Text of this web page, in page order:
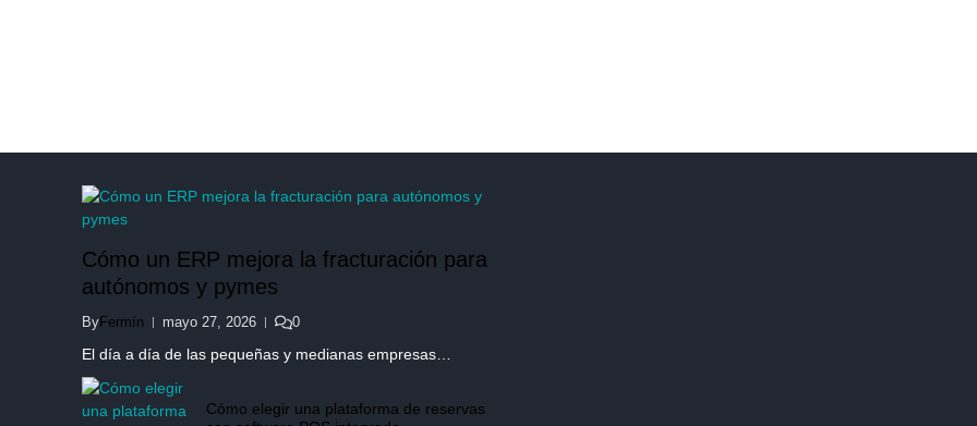
Cómo un ERP mejora la fracturación para
autónomos y pymes
ByFermín mayo 27, 2026 0
El día a día de las pequeñas y medianas empresas…
Cómo elegir una plataforma de reservas